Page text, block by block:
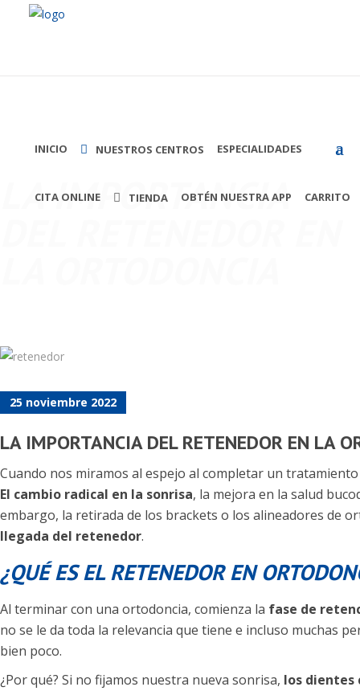
(+34) 922 41 02 02
INICIO NUESTROS CENTROS ESPECIALIDADES
CITA ONLINE TIENDA OBTÉN NUESTRA APP CARRITO
0
LA IMPORTANCIA
25 noviembre 2022
LA IMPORTANCIA DEL RETENEDOR EN LA
Cuando nos miramos al espejo al completar un
El cambio radical en la sonrisa, la mejora en la salud
embargo, la retirada de los brackets o los alineadores de
llegada del retenedor.
¿QUÉ ES EL RETENEDOR EN
Al terminar con una ortodoncia, comienza la fase de
no se le da toda la relevancia que tiene e incluso muchas
bien poco.
¿Por qué? Si no fijamos nuestra nueva sonrisa, los dientes